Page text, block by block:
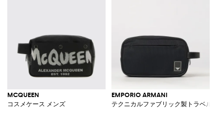
MCQUEEN
コスメケース メンズ
EMPORIO ARMANI
テクニカルファブリック製トラベル